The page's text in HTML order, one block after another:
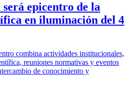
epicentro de la
en iluminación del 4
combina actividades institucionales,
reuniones normativas y eventos
de conocimiento y